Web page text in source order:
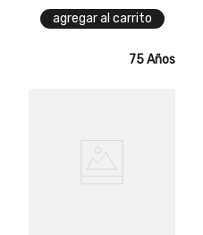
agregar al carrito
75 Años